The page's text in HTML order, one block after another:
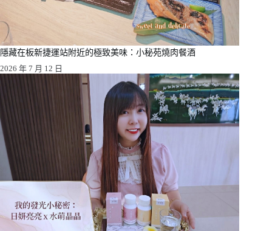
隱藏在板新捷運站附近的極致美味：小秘苑燒肉餐酒
2026 年 7 月 12 日